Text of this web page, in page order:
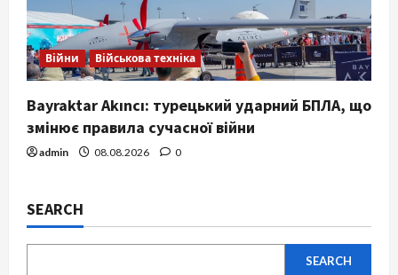
Війни Військова техніка
Bayraktar Akıncı: турецький ударний БПЛА, що
змінює правила сучасної війни
admin 08.08.2026 0
SEARCH
SEARCH